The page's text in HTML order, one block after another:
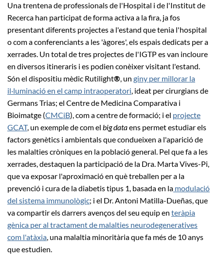
Una trentena de professionals de l'Hospital i de l'Institut de
Recerca han participat de forma activa a la fira, ja fos
presentant diferents projectes a l'estand que tenia l'hospital
o com a conferenciants a les 'àgores', els espais dedicats per a
xerrades. Un total de tres projectes de l'IGTP es van incloure
en diversos itineraris i es podien conèixer visitant l'estand.
Són el dispositiu mèdic Rutilight®, un giny per millorar la
il·luminació en el camp intraoperatori, ideat per cirurgians de
Germans Trias; el Centre de Medicina Comparativa i
Bioimatge (CMCiB), com a centre de formació; i el projecte
GCAT, un exemple de com el big dataens permet estudiar els
factors genètics i ambientals que condueixen a l'aparició de
les malalties cròniques en la població general. Pel que fa a les
xerrades, destaquen la participació de la Dra. Marta Vives-Pi,
que va exposar l'aproximació en què treballen per a la
prevenció i cura de la diabetis tipus 1, basada en la modulació
del sistema immunològic; i el Dr. Antoni Matilla-Dueñas, que
va compartir els darrers avenços del seu equip en teràpia
gènica per al tractament de malalties neurodegeneratives
com l'atàxia, una malaltia minoritària que fa més de 10 anys
que estudien.